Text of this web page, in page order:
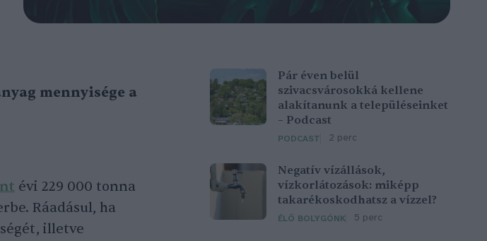
mennyisége a
évi 229 000 tonna
Ráadásul, ha
illetve
Pár éven belül
szivacsvárosokká kellene
alakítanunk a településeinket
– Podcast
PODCAST 2 perc
Negatív vízállások,
vízkorlátozások: miképp
takarékoskodhatsz a vízzel?
ÉLŐ BOLYGÓNK 5 perc